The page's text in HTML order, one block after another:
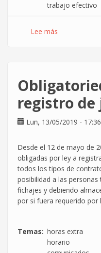
trabajo efectivo
Lee más
desayuno
dentro
registro de
Lun, 13/05/2019 - 17:36
Desde el 12 de mayo de
obligadas por ley a
todos los tipos de
posibilidad a las
fichajes y debiendo
por si fuera requerido por
Temas
horas extra
horario